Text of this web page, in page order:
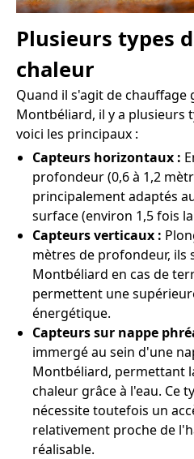
Plusieurs types
chaleur
Quand il s'agit de chauffage
Montbéliard, il y a plusieurs
voici les principaux :
Capteurs horizontaux :
profondeur (0,6 à 1,2
principalement adaptés
surface (environ 1,5 fois
Capteurs verticaux :
mètres de profondeur, ils
Montbéliard en cas de
permettent une
énergétique.
Capteurs sur nappe
immergé au sein d'une
Montbéliard, permettant
chaleur grâce à l'eau. Ce
nécessite toutefois un
relativement proche de
réalisable.